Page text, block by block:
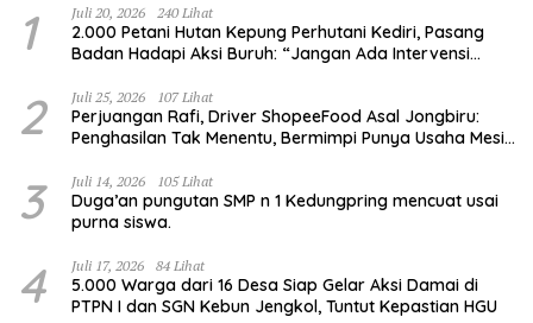
1 Juli 20, 2026 240 Lihat
2.000 Petani Hutan Kepung Perhutani Kediri, Pasang
Badan Hadapi Aksi Buruh: “Jangan Ada Intervensi
2 Juli 25, 2026 107 Lihat
Perjuangan Rafi, Driver ShopeeFood Asal Jongbiru:
Penghasilan Tak Menentu, Bermimpi Punya Usaha Mesin
3 Juli 14, 2026 105 Lihat
Duga’an pungutan SMP n 1 Kedungpring mencuat usai
purna siswa.
4 Juli 17, 2026 84 Lihat
5.000 Warga dari 16 Desa Siap Gelar Aksi Damai di
PTPN I dan SGN Kebun Jengkol, Tuntut Kepastian HGU